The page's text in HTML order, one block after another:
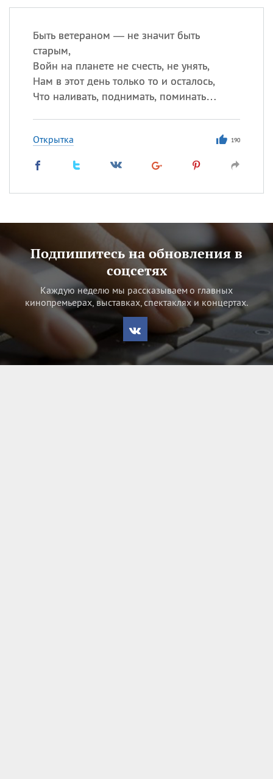
Быть ветераном — не значит быть
старым,
Войн на планете не счесть, не унять,
Нам в этот день только то и осталось,
Что наливать, поднимать, поминать…
Открытка 190
Подпишитесь на обновления в
соцсетях
Каждую неделю мы рассказываем о главных
кинопремьерах, выставках, спектаклях и концертах.